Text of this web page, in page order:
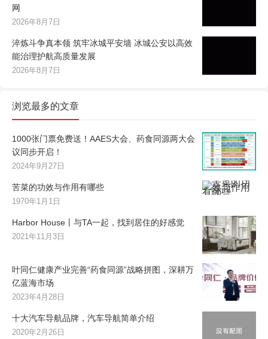
网
2026年8月7日
淬炼斗争真本领 筑牢冰城平安墙 冰城公安以高效
能治理护航高质量发展
2026年8月7日
浏览最多的文章
1000张门票免费送！AAES大会、药食同源两大会
议同步开启！
2024年9月27日
苦菜的功效与作用有哪些
1970年1月1日
Harbor House丨与TA一起，找到居住的好感觉
2021年11月3日
叶同仁健康产业完善“药食同源”战略拼图，深耕万
亿蓝海市场
2023年4月28日
十大汽车导航品牌，汽车导航简单介绍
2020年2月26日